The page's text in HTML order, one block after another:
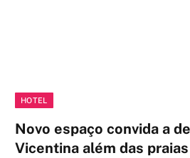
HOTEL
Novo espaço convida a
Vicentina além das praias